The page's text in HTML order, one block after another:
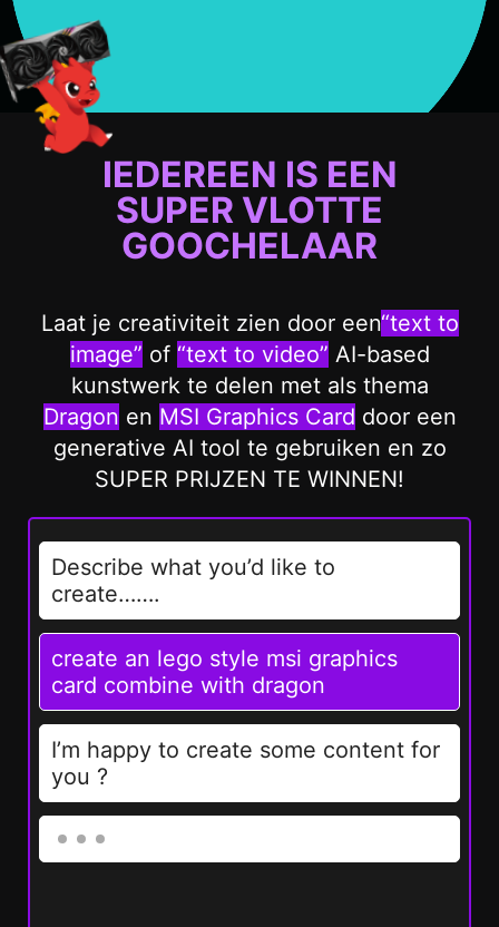
IEDEREEN IS EEN
SUPER VLOTTE
GOOCHELAAR
Laat je creativiteit zien door een“text to
image” of “text to video” AI-based
kunstwerk te delen met als thema
Dragon en MSI Graphics Card door een
generative AI tool te gebruiken en zo
SUPER PRIJZEN TE WINNEN!
Describe what you’d like to
create…….
create an lego style msi graphics
card combine with dragon
I’m happy to create some content for
you ?